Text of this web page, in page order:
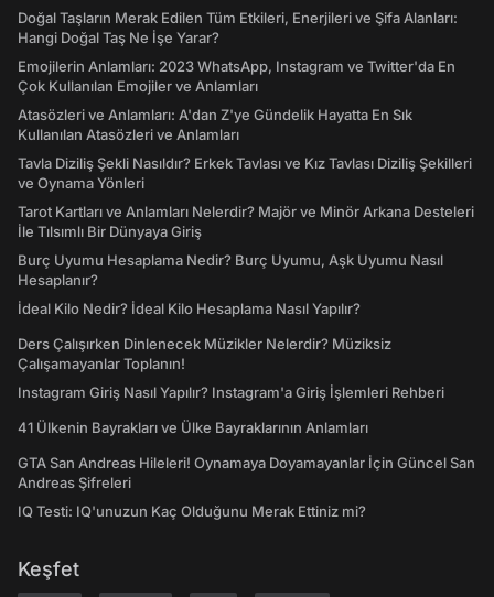
Doğal Taşların Merak Edilen Tüm Etkileri, Enerjileri ve Şifa Alanları:
Hangi Doğal Taş Ne İşe Yarar?
Emojilerin Anlamları: 2023 WhatsApp, Instagram ve Twitter'da En
Çok Kullanılan Emojiler ve Anlamları
Atasözleri ve Anlamları: A'dan Z'ye Gündelik Hayatta En Sık
Kullanılan Atasözleri ve Anlamları
Tavla Diziliş Şekli Nasıldır? Erkek Tavlası ve Kız Tavlası Diziliş Şekilleri
ve Oynama Yönleri
Tarot Kartları ve Anlamları Nelerdir? Majör ve Minör Arkana Desteleri
İle Tılsımlı Bir Dünyaya Giriş
Burç Uyumu Hesaplama Nedir? Burç Uyumu, Aşk Uyumu Nasıl
Hesaplanır?
İdeal Kilo Nedir? İdeal Kilo Hesaplama Nasıl Yapılır?
Ders Çalışırken Dinlenecek Müzikler Nelerdir? Müziksiz
Çalışamayanlar Toplanın!
Instagram Giriş Nasıl Yapılır? Instagram'a Giriş İşlemleri Rehberi
41 Ülkenin Bayrakları ve Ülke Bayraklarının Anlamları
GTA San Andreas Hileleri! Oynamaya Doyamayanlar İçin Güncel San
Andreas Şifreleri
IQ Testi: IQ'unuzun Kaç Olduğunu Merak Ettiniz mi?
Keşfet